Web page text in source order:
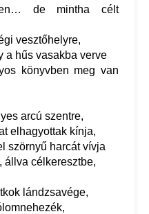
de mintha célt
vesztőhelyre,
a hűs vasakba verve
könyvben meg van
arcú szentre,
elhagyottak kínja,
szörnyű harcát vívja
állva célkeresztbe,
lándzsavége,